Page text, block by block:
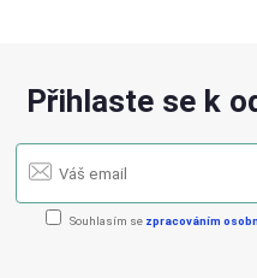
Přihlaste se k
Souhlasím se zpracováním